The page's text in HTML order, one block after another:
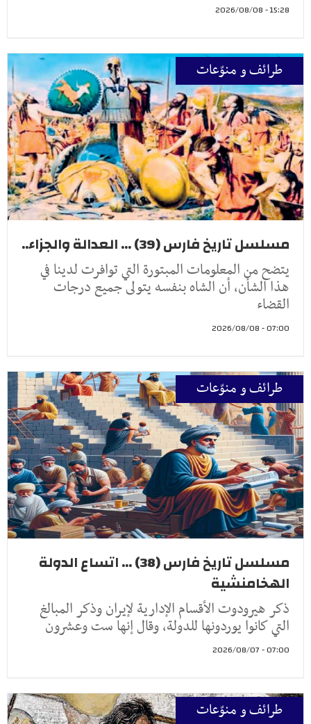
15:28 - 2026/08/08
طرائف و منوّعات
مسلسل تاريخ فارس (39) ... العدالة والجزاء..
يتضح من المعلومات المبتورة التي توافرت لدينا في
هذا الشأن، أن الشاه بنفسه يتولى جميع درجات
القضاء
07:00 - 2026/08/08
طرائف و منوّعات
مسلسل تاريخ فارس (38) ... اتساع الدولة
الهخامنشية
ذكر هيرودوت الأقسام الإدارية لإيران وذكر المبالغ
التي كانوا يوردونها للدولة، وقال إنها ست وعشرون
07:00 - 2026/08/07
طرائف و منوّعات